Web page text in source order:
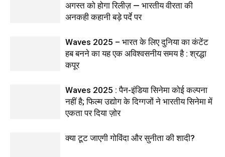
अगस्त को होगा रिलीज़ — भारतीय वीरता की
अनकही कहानी बड़े पर्दे पर
Waves 2025 – भारत के लिए दुनिया का कंटेंट
हब बनने का यह एक अविश्वसनीय समय है : श्रद्धा
कपूर
Waves 2025 : पैन-इंडिया सिनेमा कोई कल्पना
नहीं है; फिल्म उद्योग के दिग्गजों ने भारतीय सिनेमा में
एकता पर दिया ज़ोर
क्या टूट जाएगी गोविंदा और सुनीता की शादी?